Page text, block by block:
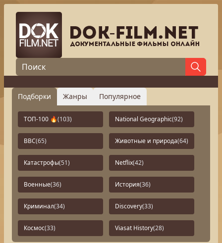
Подборки Жанры Популярное
ТОП-100 🔥(103) National Geographic(92)
BBC(65) Животные и природа(64)
Катастрофы(51) Netflix(42)
Военные(36) История(36)
Криминал(34) Discovery(33)
Космос(33) Viasat History(28)